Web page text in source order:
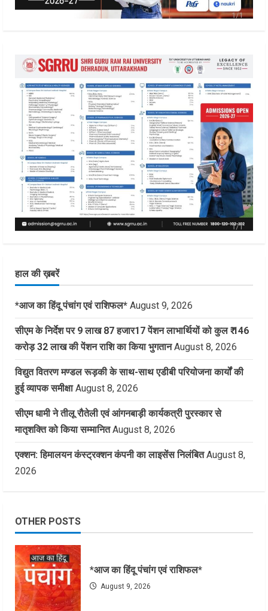
हाल की ख़बरें
*आज का हिंदू पंचांग एवं राशिफल* August 9, 2026
सीएम के निर्देश पर 9 लाख 87 हजार17 पेंशन लाभार्थियों को कुल ₹ 146
करोड़ 32 लाख की पेंशन राशि का किया भुगतान August 8, 2026
विद्युत वितरण मण्डल रूड़की के साथ-साथ एडीबी परियोजना कार्यों की
हुई व्यापक समीक्षा August 8, 2026
सीएम धामी ने तीलू रौतेली एवं आंगनबाड़ी कार्यकत्री पुरस्कार से
मातृशक्ति को किया सम्मानित August 8, 2026
एक्शन: हिमालयन कंस्ट्रक्शन कंपनी का लाइसेंस निलंबित August 8,
2026
OTHER POSTS
*आज का हिंदू पंचांग एवं राशिफल*
August 9, 2026